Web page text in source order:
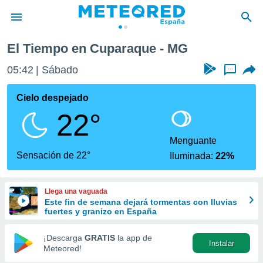
de
por
se
calidad.
a este
las
y
forma
digital
basada
El Tiempo en Cuparaque - MG
05:42 Sábado ...
Cielo despejado
22°
Sensación de 22°
Menguante
Iluminada:22%
Llega una vaguada
Este fin de semana dejará tormentas con lluvias
fuertes y granizo en España
¡Descarga GRATIS la app de
Meteored!
Instalar